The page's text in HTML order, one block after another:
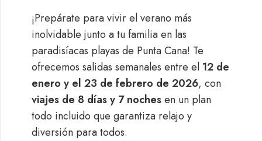
¡Prepárate para vivir el verano más
inolvidable junto a tu familia en las
paradisíacas playas de Punta Cana! Te
ofrecemos salidas semanales entre el 12 de
enero y el 23 de febrero de 2026, con
viajes de 8 días y 7 nochesen un plan
todo incluido que garantiza relajo y
diversión para todos.